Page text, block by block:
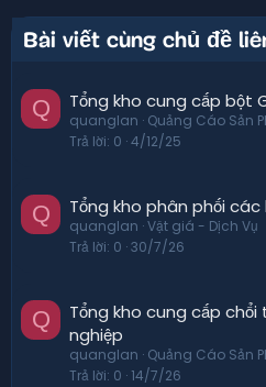
Bài viết cùng chủ đề
Q Tổng kho cung cấp bột
quanglan Quảng Cáo Sản
Trả lời 0 4/12/25
Q Tổng kho phân phối
quanglan Vật giá - Dịch Vụ
Trả lời 0 30/7/26
Q
Tổng kho cung cấp
nghiệp
quanglan Quảng Cáo Sản
Trả lời 0 14/7/26